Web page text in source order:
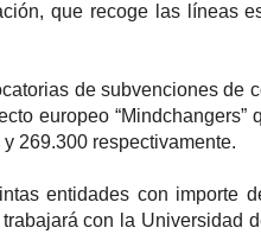
que recoge las líneas
de subvenciones de
europeo “Mindchangers”
269.300 respectivamente.
entidades con importe
con la Universidad